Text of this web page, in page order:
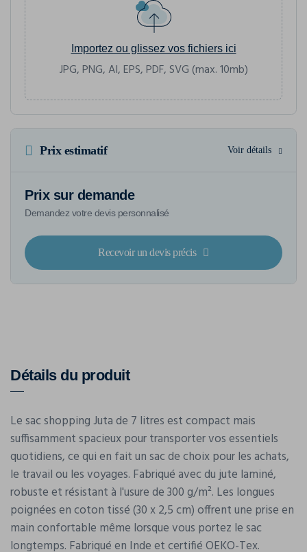
Importez ou glissez vos fichiers ici
JPG, PNG, AI, EPS, PDF, SVG (max. 10mb)
Prix estimatif Voir détails
Prix sur demande
Demandez votre devis personnalisé
Recevoir un devis précis
Détails du produit
Le sac shopping Juta de 7 litres est compact mais
suffisamment spacieux pour transporter vos essentiels
quotidiens, ce qui en fait un sac de choix pour les achats,
le travail ou les voyages. Fabriqué avec du jute laminé,
robuste et résistant à l'usure de 300 g/m². Les longues
poignées en coton tissé (30 x 2,5 cm) offrent une prise en
main confortable même lorsque vous portez le sac
longtemps. Fabriqué en Inde et certifié OEKO-Tex.